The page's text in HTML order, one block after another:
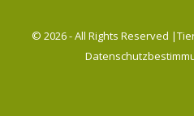
© 2026 - All Rights Reserved